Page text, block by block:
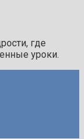
где
уроки.